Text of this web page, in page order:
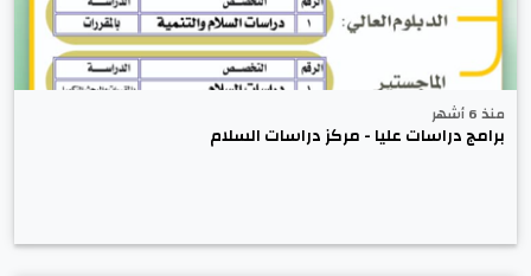
منذ 6 أشهر
برامج دراسات عليا - مركز دراسات السلام